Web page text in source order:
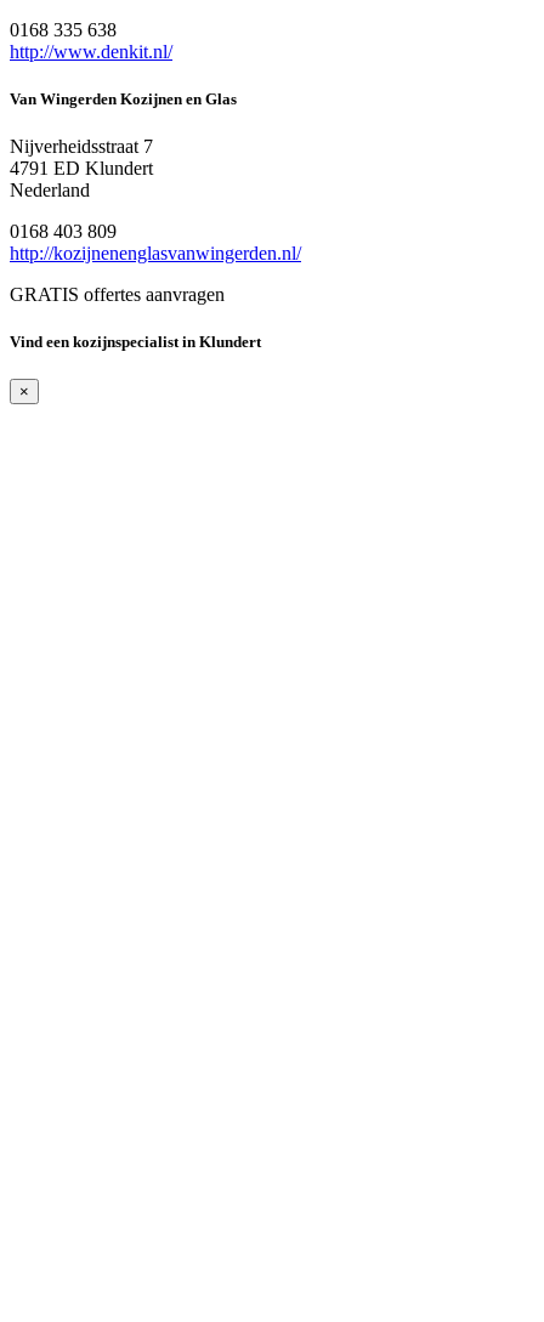
0168 335 638
http://www.denkit.nl/
Van Wingerden Kozijnen en Glas
Nijverheidsstraat 7
4791 ED Klundert
Nederland
0168 403 809
http://kozijnenenglasvanwingerden.nl/
GRATIS offertes aanvragen
Vind een kozijnspecialist in Klundert
×